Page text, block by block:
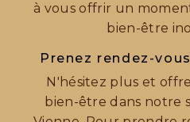
à vous offrir un
bien-être
Prenez rendez-
N'hésitez plus et
bien-être dans notre